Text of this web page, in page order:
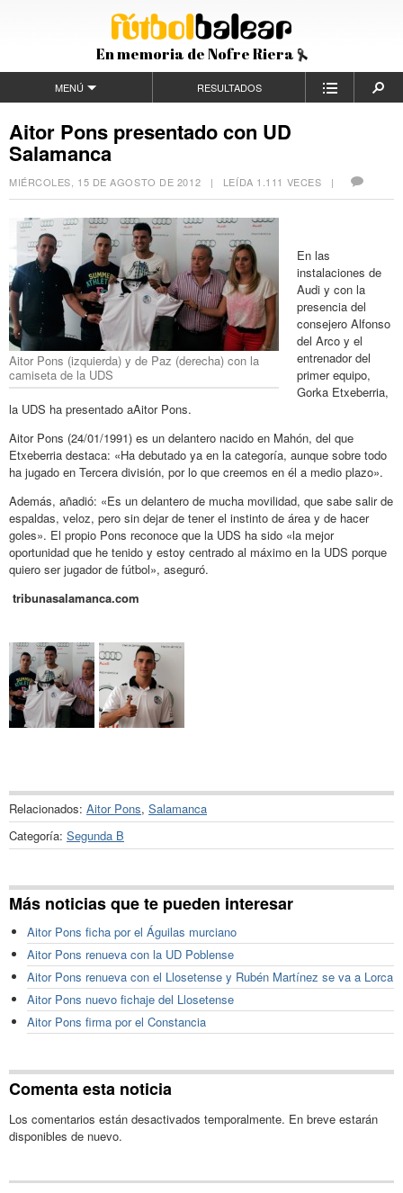
En memoria de Nofre Riera
MENÚ RESULTADOS
Aitor Pons presentado con UD
Salamanca
MIÉRCOLES, 15 DE AGOSTO DE 2012 | LEÍDA 1.111 VECES |
Aitor Pons (izquierda) y de Paz (derecha) con la
camiseta de la UDS
En las
instalaciones de
Audi y con la
presencia del
consejero Alfonso
del Arco y el
entrenador del
primer equipo,
Gorka Etxeberria,
la UDS ha presentado aAitor Pons.
Aitor Pons (24/01/1991) es un delantero nacido en Mahón, del que
Etxeberria destaca: «Ha debutado ya en la categoría, aunque sobre todo
ha jugado en Tercera división, por lo que creemos en él a medio plazo».
Además, añadió: «Es un delantero de mucha movilidad, que sabe salir de
espaldas, veloz, pero sin dejar de tener el instinto de área y de hacer
goles». El propio Pons reconoce que la UDS ha sido «la mejor
oportunidad que he tenido y estoy centrado al máximo en la UDS porque
quiero ser jugador de fútbol», aseguró.
tribunasalamanca.com
Relacionados: Aitor Pons, Salamanca
Categoría: Segunda B
Más noticias que te pueden interesar
Aitor Pons ficha por el Águilas murciano
Aitor Pons renueva con la UD Poblense
Aitor Pons renueva con el Llosetense y Rubén Martínez se va a Lorca
Aitor Pons nuevo fichaje del Llosetense
Aitor Pons firma por el Constancia
Comenta esta noticia
Los comentarios están desactivados temporalmente. En breve estarán
disponibles de nuevo.